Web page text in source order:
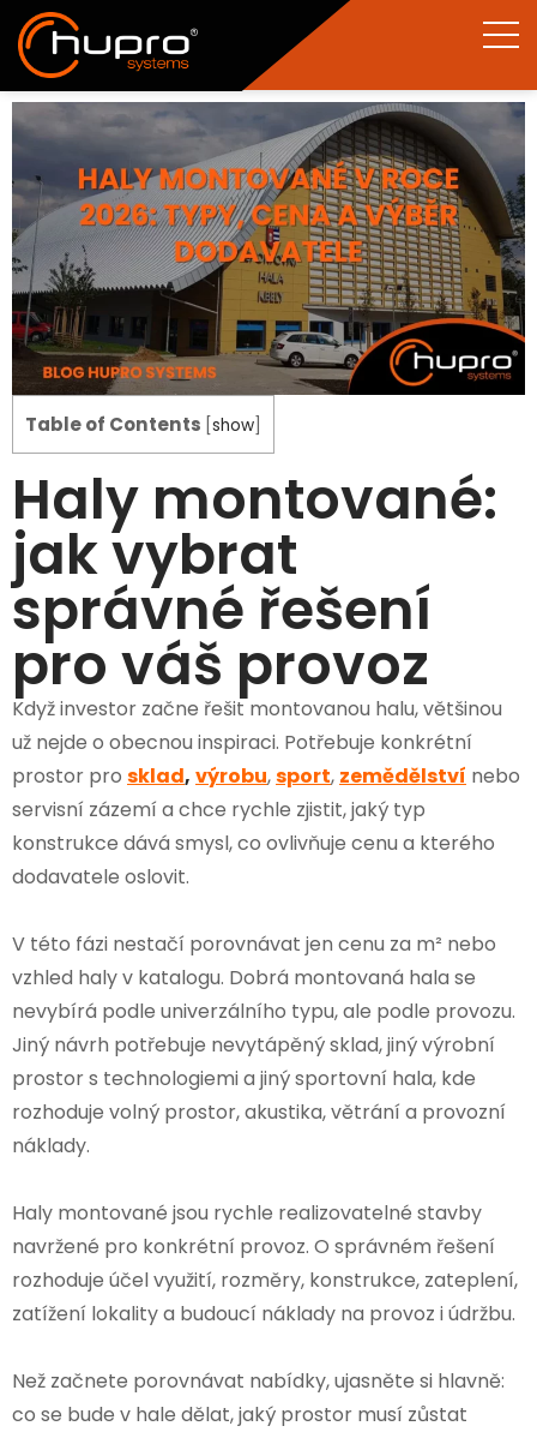
Table of Contents show
Haly montované:
jak vybrat
správné řešení
pro váš provoz
Když investor začne řešit montovanou halu, většinou
už nejde o obecnou inspiraci. Potřebuje konkrétní
prostor pro sklad, výrobu,sport, zemědělství nebo
servisní zázemí a chce rychle zjistit, jaký typ
konstrukce dává smysl, co ovlivňuje cenu a kterého
dodavatele oslovit.
V této fázi nestačí porovnávat jen cenu za m² nebo
vzhled haly v katalogu. Dobrá montovaná hala se
nevybírá podle univerzálního typu, ale podle provozu.
Jiný návrh potřebuje nevytápěný sklad, jiný výrobní
prostor s technologiemi a jiný sportovní hala, kde
rozhoduje volný prostor, akustika, větrání a provozní
náklady.
Haly montované jsou rychle realizovatelné stavby
navržené pro konkrétní provoz. O správném řešení
rozhoduje účel využití, rozměry, konstrukce, zateplení,
zatížení lokality a budoucí náklady na provoz i údržbu.
Než začnete porovnávat nabídky, ujasněte si hlavně:
co se bude v hale dělat, jaký prostor musí zůstat